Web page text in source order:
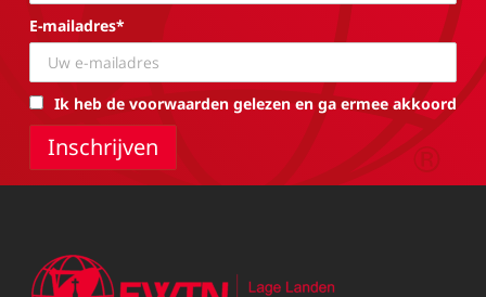
E-mailadres*
Ik heb de voorwaarden gelezen en ga ermee akkoord